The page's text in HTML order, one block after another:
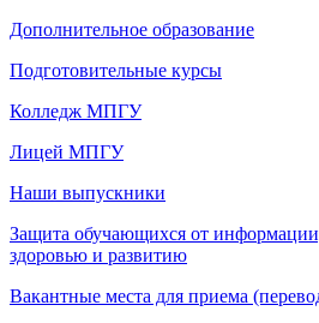
Дополнительное образование
Подготовительные курсы
Колледж МПГУ
Лицей МПГУ
Наши выпускники
Защита обучающихся от
здоровью и развитию
Вакантные места для приема